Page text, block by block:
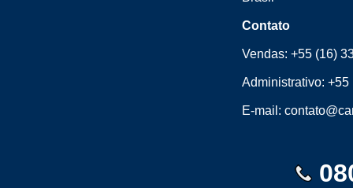
Contato
Vendas:+55 (16)
Administrativo:+55
E-mail: